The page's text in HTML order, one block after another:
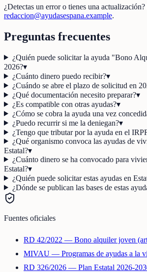
¿Detectas un error o tienes una actualización?
redaccion@ayudasespana.example.
Preguntas frecuentes
¿Quién puede solicitar la ayuda "Bono
2026?▾
¿Cuánto dinero puedo recibir?▾
¿Cuándo se abre el plazo de solicitud en
¿Qué documentación necesito preparar?▾
¿Es compatible con otras ayudas?▾
¿Cómo se cobra la ayuda una vez
¿Puedo recurrir si me la deniegan?▾
¿Tengo que tributar por la ayuda en el
¿Qué organismo convoca las ayudas de
Estatal?▾
¿Cuánto dinero se ha convocado para
Estatal?▾
¿Quién puede solicitar estas ayudas en
¿Dónde se publican las bases de estas
Fuentes oficiales
RD 42/2022 — Bono alquiler joven
MIVAU — Programas de ayudas a la
RD 326/2026 — Plan Estatal 2026-